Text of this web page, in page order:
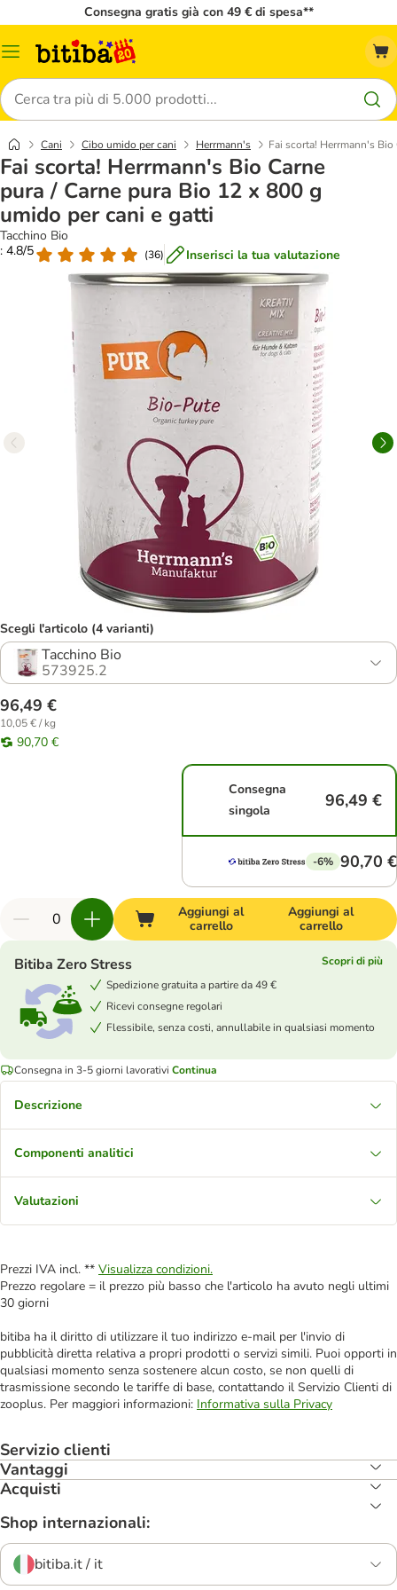
Consegna gratis già con 49 € di spesa**
Overview
Cerca
Cani Cibo umido per cani Herrmann's Fai scorta! Herrmann's
Fai scorta! Herrmann's Bio Carne
pura / Carne pura Bio 12 x 800 g
umido per cani e gatti
Tacchino Bio
: 4.8/5
(36) Inserisci la tua valutazione
Scegli l'articolo (4 varianti)
Tacchino Bio
573925.2
96,49 €
10,05 € / kg
90,70 €
Consegna
singola
96,49 €
-6% 90,70 €
Aggiungi al
carrello
Aggiungi al
carrello
Bitiba Zero Stress
Scopri di più
Spedizione gratuita a partire da 49 €
Ricevi consegne regolari
Flessibile, senza costi, annullabile in qualsiasi momento
Consegna in 3-5 giorni lavorativi Continua
Descrizione
Componenti analitici
Valutazioni
Prezzi IVA incl. ** Visualizza condizioni.
Prezzo regolare = il prezzo più basso che l'articolo ha avuto negli ultimi
30 giorni
bitiba ha il diritto di utilizzare il tuo indirizzo e-mail per l'invio di
pubblicità diretta relativa a propri prodotti o servizi simili. Puoi opporti in
qualsiasi momento senza sostenere alcun costo, se non quelli di
trasmissione secondo le tariffe di base, contattando il Servizio Clienti di
zooplus. Per maggiori informazioni: Informativa sulla Privacy
Servizio clienti
Vantaggi
Acquisti
Shop internazionali:
bitiba.it / it